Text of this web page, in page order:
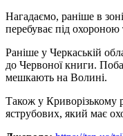
Нагадаємо, раніше в
перебуває під
Раніше у Черкаській
до Червоної книги.
мешкають на Волині.
Також у Криворізькому
яструбових, який має